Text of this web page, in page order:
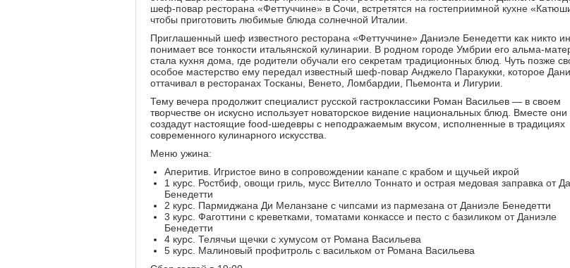
шеф-повар ресторана «Феттуччине» в Сочи, встретятся на гостеприимной кухне
чтобы приготовить любимые блюда солнечной Италии.
Приглашенный шеф известного ресторана «Феттуччине» Даниэле Бенедетти как никто
понимает все тонкости итальянской кулинарии. В родном городе Умбрии его альма-
стала кухня дома, где родители обучали его секретам традиционных блюд. Чуть позже
особое мастерство ему передал известный шеф-повар Анджело Паракукки, которое
оттачивал в ресторанах Тосканы, Венето, Ломбардии, Пьемонта и Лигурии.
Тему вечера продолжит специалист русской гастроклассики Роман Васильев — в своем
творчестве он искусно использует новаторское видение национальных блюд. Вместе они
создадут настоящие food-шедевры с неподражаемым вкусом, исполненные в традициях
современного кулинарного искусства.
Меню ужина:
Аперитив. Игристое вино в сопровождении канапе с крабом и щучьей икрой
1 курс. Ростбиф, овощи гриль, мусс Вителло Тоннато и острая медовая заправка от
Бенедетти
2 курс. Пармиджана Ди Меланзане с чипсами из пармезана от Даниэле Бенедетти
3 курс. Фаготтини с креветками, томатами конкассе и песто с базиликом от Даниэле
Бенедетти
4 курс. Телячьи щечки с хумусом от Романа Васильева
5 курс. Малиновый профитроль с васильком от Романа Васильева